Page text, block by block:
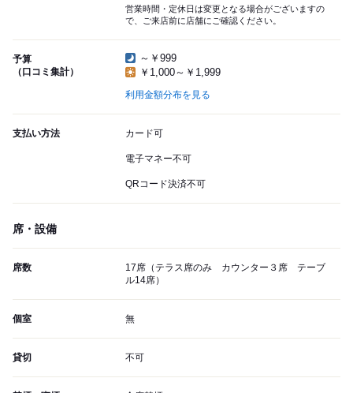
営業時間・定休日は変更となる場合がございますの
で、ご来店前に店舗にご確認ください。
予算
（口コミ集計）
～￥999
￥1,000～￥1,999
利用金額分布を見る
支払い方法 カード可
電子マネー不可
QRコード決済不可
席・設備
席数
17席（テラス席のみ カウンター３席 テーブ
ル14席）
個室 無
貸切 不可